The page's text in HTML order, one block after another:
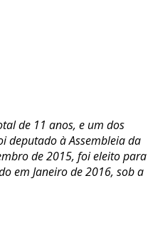
de 11 anos, e um dos
deputado à Assembleia da
de 2015, foi eleito para
em Janeiro de 2016, sob a